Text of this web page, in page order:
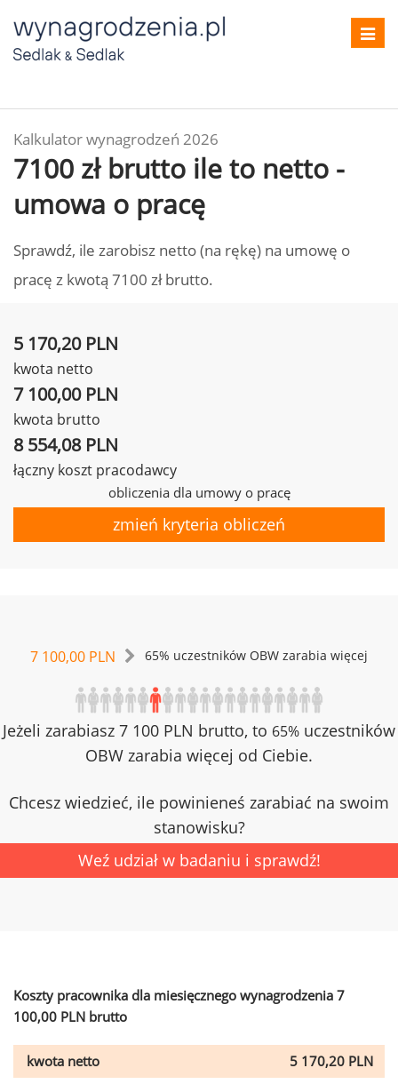
Kalkulator wynagrodzeń 2026
7100 zł brutto ile to netto -
umowa o pracę
Sprawdź, ile zarobisz netto (na rękę) na umowę o
pracę z kwotą 7100 zł brutto.
5 170,20 PLN
kwota netto
7 100,00 PLN
kwota brutto
8 554,08 PLN
łączny koszt pracodawcy
obliczenia dla umowy o pracę
zmień kryteria obliczeń
7 100,00 PLN 65% uczestników OBW zarabia więcej
Jeżeli zarabiasz 7 100 PLN brutto, to 65% uczestników
OBW zarabia więcej od Ciebie.
Chcesz wiedzieć, ile powinieneś zarabiać na swoim
stanowisku?
Weź udział w badaniu i sprawdź!
Koszty pracownika dla miesięcznego wynagrodzenia 7
100,00 PLN brutto
kwota netto
5 170,20 PLN